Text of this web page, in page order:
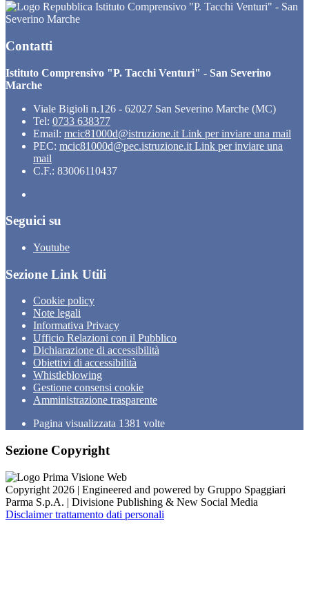
Istituto Comprensivo "P. Tacchi Venturi" - San
Severino Marche
Contatti
Istituto Comprensivo "P. Tacchi Venturi" - San Severino
Marche
Viale Bigioli n.126 - 62027 San Severino Marche (MC)
Tel: 0733 638377
Email: mcic81000d@istruzione.it Link per inviare una mail
PEC: mcic81000d@pec.istruzione.it Link per inviare una
mail
C.F.: 83006110437
Seguici su
Youtube
Sezione Link Utili
Cookie policy
Note legali
Informativa Privacy
Ufficio Relazioni con il Pubblico
Dichiarazione di accessibilità
Obiettivi di accessibilità
Whistleblowing
Gestione consensi cookie
Amministrazione trasparente
Pagina visualizzata 1381 volte
Sezione Copyright
Copyright 2026 | Engineered and powered by Gruppo Spaggiari
Parma S.p.A. | Divisione Publishing & New Social Media
Disclaimer trattamento dati personali